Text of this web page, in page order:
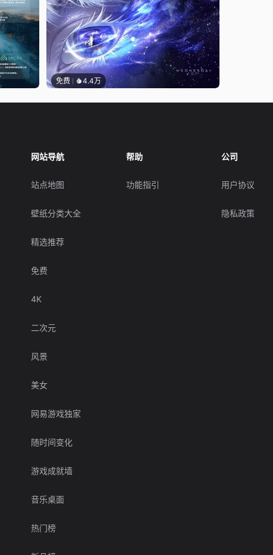
免费 4.4万
网站导航
站点地图
壁纸分类大全
精选推荐
免费
4K
二次元
风景
美女
网易游戏独家
随时间变化
游戏成就墙
音乐桌面
热门榜
帮助
功能指引
公司
用户协议
隐私政策